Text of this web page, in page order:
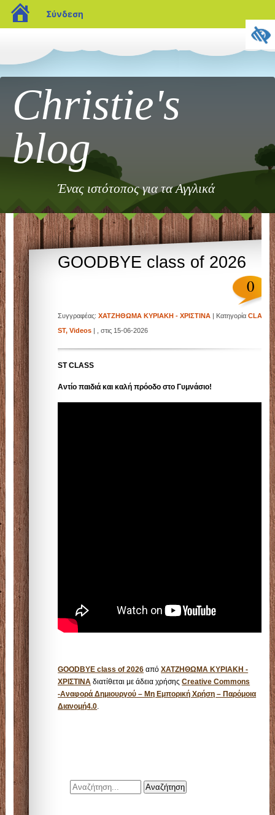
blogs.sch.gr
Σύνδεση
Christie's
blog
Ένας ιστότοπος για τα Αγγλικά
GOODBYE class of 2026
0
Συγγραφέας:ΧΑΤΖΗΘΩΜΑ ΚΥΡΙΑΚΗ - ΧΡΙΣΤΙΝΑ | ΚατηγορίαCLASS
ST,Videos | , στις 15-06-2026
ST CLASS
Αντίο παιδιά και καλή πρόοδο στο Γυμνάσιο!
GOODBYE class of 2026 απόΧΑΤΖΗΘΩΜΑ ΚΥΡΙΑΚΗ -
ΧΡΙΣΤΙΝΑ διατίθεται με άδεια χρήσηςCreative Commons
-Αναφορά Δημιουργού – Μη Εμπορική Χρήση – Παρόμοια
Διανομή4.0.